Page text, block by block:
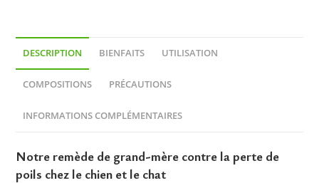
DESCRIPTION BIENFAITS UTILISATION
COMPOSITIONS PRÉCAUTIONS
INFORMATIONS COMPLÉMENTAIRES
Notre remède de grand-mère contre la perte de
poils chez le chien et le chat